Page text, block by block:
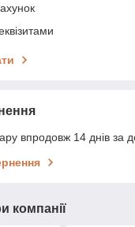
впродовж 14 днів за
компанії